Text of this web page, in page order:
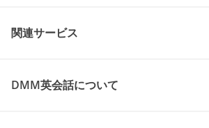
関連サービス
DMM英会話について